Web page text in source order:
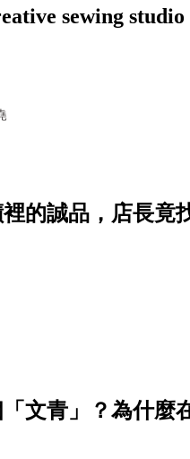
sewing studio
的誠品，店長竟
文青」？為什麼